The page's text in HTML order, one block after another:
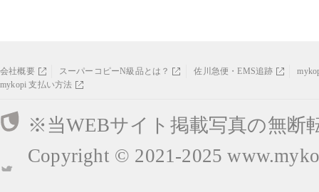
会社概要 スーパーコピーN級品とは？ 佐川急便・EMS追跡
mykopi 支払い方法
※当WEBサイト掲載写真の無断
Copyright © 2021-2025